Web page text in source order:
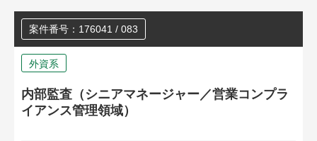
案件番号：176041 / 083
外資系
内部監査（シニアマネージャー／営業コンプラ
イアンス管理領域）